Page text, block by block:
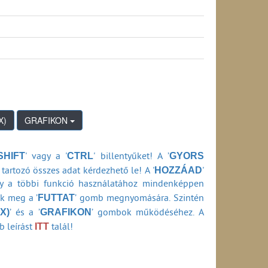
2007)
2009)
kapcsolatos kifogás) (2002-2009)
feltételekkel kapcsolatos minőségi kifogás)
(2002-2009)
(2002-2009)
2001)
2020)
GRAFIKON
' vagy a 'CTRL' billentyűket! A ’GYORS
összes adat kérdezhető le! A 'HOZZÁAD'
a többi funkció használatához mindenképpen
meg a ’FUTTAT’ gomb megnyomására. Szintén
’ és a ’GRAFIKON’ gombok működéséhez. A
leírást ITT talál!